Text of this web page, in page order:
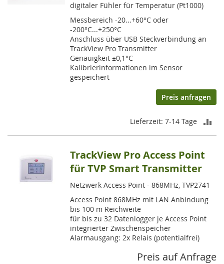
digitaler Fühler für Temperatur (Pt1000)
Messbereich -20...+60°C oder
-200°C...+250°C
Anschluss über USB Steckverbindung an
TrackView Pro Transmitter
Genauigkeit ±0,1°C
Kalibrierinformationen im Sensor
gespeichert
Preis anfragen
Lieferzeit: 7-14 Tage
TrackView Pro Access Point
für TVP Smart Transmitter
Netzwerk Access Point - 868MHz, TVP2741
Access Point 868MHz mit LAN Anbindung
bis 100 m Reichweite
für bis zu 32 Datenlogger je Access Point
integrierter Zwischenspeicher
Alarmausgang: 2x Relais (potentialfrei)
Preis auf Anfrage